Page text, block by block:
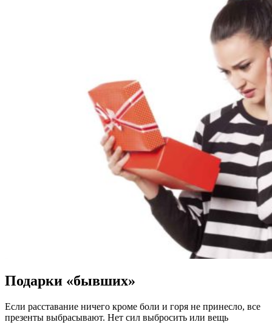
Подарки «бывших»
Если расставание ничего кроме боли и горя не принесло, все
презенты выбрасывают. Нет сил выбросить или вещь